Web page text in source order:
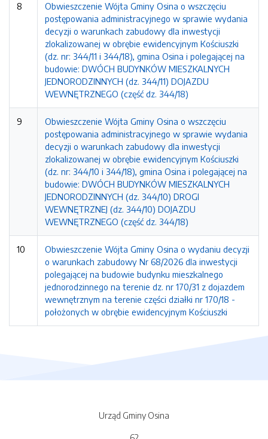
8
Obwieszczenie Wójta Gminy Osina o wszczęciu
postępowania administracyjnego w sprawie wydania
decyzji o warunkach zabudowy dla inwestycji
zlokalizowanej w obrębie ewidencyjnym Kościuszki
(dz. nr: 344/11 i 344/18), gmina Osina i polegającej na
budowie: DWÓCH BUDYNKÓW MIESZKALNYCH
JEDNORODZINNYCH (dz. 344/11) DOJAZDU
WEWNĘTRZNEGO (część dz. 344/18)
9
Obwieszczenie Wójta Gminy Osina o wszczęciu
postępowania administracyjnego w sprawie wydania
decyzji o warunkach zabudowy dla inwestycji
zlokalizowanej w obrębie ewidencyjnym Kościuszki
(dz. nr: 344/10 i 344/18), gmina Osina i polegającej na
budowie: DWÓCH BUDYNKÓW MIESZKALNYCH
JEDNORODZINNYCH (dz. 344/10) DROGI
WEWNĘTRZNEJ (dz. 344/10) DOJAZDU
WEWNĘTRZNEGO (część dz. 344/18)
10
Obwieszczenie Wójta Gminy Osina o wydaniu decyzji
o warunkach zabudowy Nr 68/2026 dla inwestycji
polegającej na budowie budynku mieszkalnego
jednorodzinnego na terenie dz. nr 170/31 z dojazdem
wewnętrznym na terenie części działki nr 170/18 -
położonych w obrębie ewidencyjnym Kościuszki
Urząd Gminy Osina